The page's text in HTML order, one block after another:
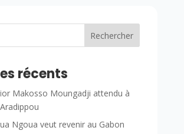
Rechercher
récents
Makosso Moungadji attendu à
Ngoua veut revenir au Gabon